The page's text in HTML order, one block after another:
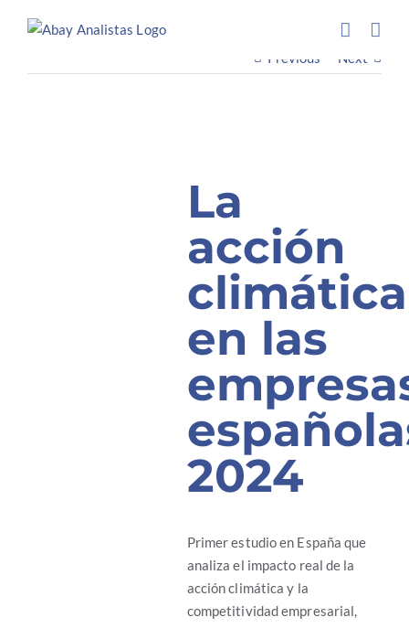
Previous Next
La
acción
climática
en las
2024
Primer estudio en España que
analiza el impacto real de la
acción climática y la
competitividad empresarial,